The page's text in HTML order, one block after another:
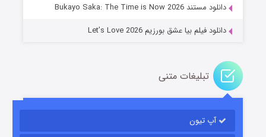
باب اسفنجی فصل ۱۷
قسمت۶ (زیرنویس) منتشر شد
دانلود مستند Bukayo Saka: The Time is Now 2026
دانلود فیلم بیا عشق بورزیم Let’s Love 2026
تبلیغات متنی
آپ تیون